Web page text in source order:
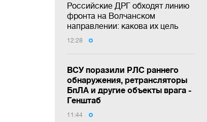
Российские ДРГ обходят линию
фронта на Волчанском
направлении: какова их цель
12:28
ВСУ поразили РЛС раннего
обнаружения, ретрансляторы
БпЛА и другие объекты врага -
Генштаб
11:44